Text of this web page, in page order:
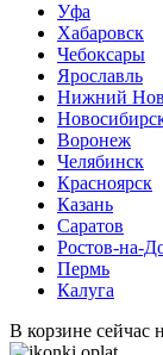
Уфа
Хабаровск
Чебоксары
Ярославль
Нижний
Воронеж
Челябинск
Красноярск
Казань
Саратов
Ростов-на-
Пермь
Калуга
В корзине сейчас